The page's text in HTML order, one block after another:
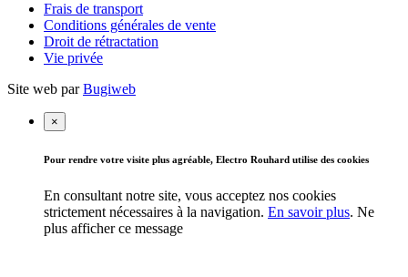
Frais de transport
Conditions générales de vente
Droit de rétractation
Vie privée
Site web parBugiweb
×
Pour rendre votre visite plus agréable, Electro Rouhard utilise des cookies
En consultant notre site, vous acceptez nos cookies
strictement nécessaires à la navigation. En savoir plus. Ne
plus afficher ce message